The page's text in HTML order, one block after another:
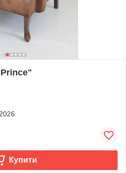
Купити